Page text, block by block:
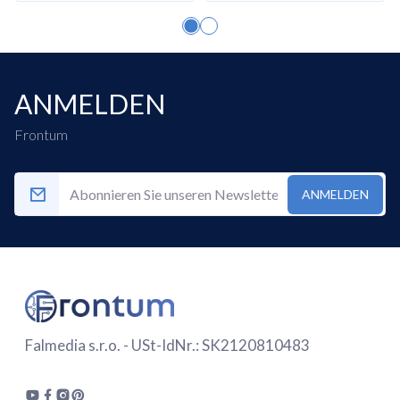
wählbaren Trocknungsgrad.
Bidirektionale und nach dem Trocknen
Bewegung:Indesit Wäschetrockner
eine Trommelbewegung nach dem
Trocknen zur Reduktion von Falten.
Einige Indesit Wäschetrockner
verfügen über einen leicht zu reinigenden
Was sind die Hauptnachteile von
Indesit Wäschetrocknern?
ANMELDEN
Frontum
ANMELDEN
Falmedia s.r.o. - USt-IdNr.: SK2120810483